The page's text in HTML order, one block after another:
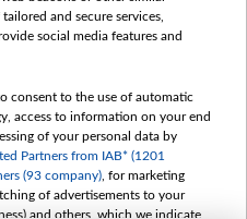
news
Shorts
мульт
PL
Now
and secure services,
social media features and
consent to the use of automatic
access to information on your end
of your personal data by
Partners from IAB* (1201
(93 company) , for marketing
of advertisements to your
and others, which we indicate